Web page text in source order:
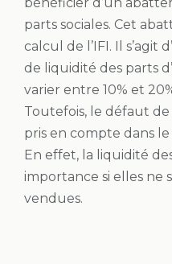
parts sociales. Cet
calcul de l’IFI. Il
de liquidité des parts
varier entre 10% et
Toutefois, le défaut
pris en compte dans le
En effet, la liquidité
importance si elles ne
vendues.